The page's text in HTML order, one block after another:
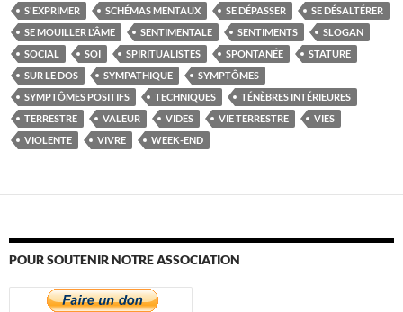
S'EXPRIMER
SCHÉMAS MENTAUX SE DÉPASSER
SE DÉSALTÉRER
SE MOUILLER L'ÂME
SENTIMENTALE SENTIMENTS
SLOGAN
SOCIAL
SOI SPIRITUALISTES SPONTANÉE
STATURE
SUR LE DOS
SYMPATHIQUE
SYMPTÔMES
SYMPTÔMES POSITIFS
TECHNIQUES
TÉNÈBRES INTÉRIEURES
TERRESTRE
VALEUR VIDES VIE TERRESTRE
VIES
VIOLENTE
VIVRE WEEK-END
POUR SOUTENIR NOTRE ASSOCIATION